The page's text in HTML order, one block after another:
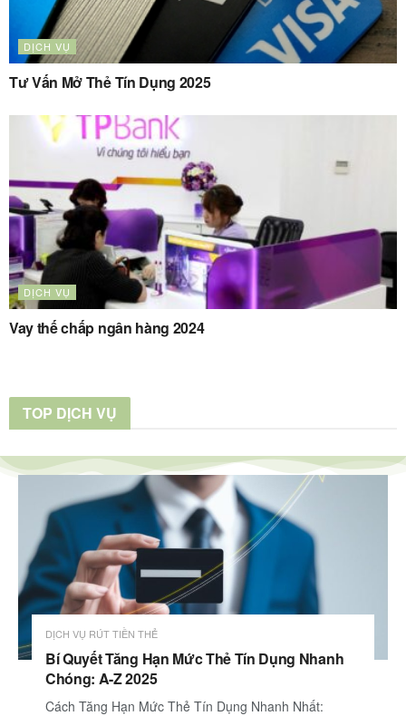
DỊCH VỤ
Tư Vấn Mở Thẻ Tín Dụng 2025
DỊCH VỤ
Vay thế chấp ngân hàng 2024
TOP DỊCH VỤ
DỊCH VỤ RÚT TIỀN THẺ
Bí Quyết Tăng Hạn Mức Thẻ Tín Dụng Nhanh
Chóng: A-Z 2025
Cách Tăng Hạn Mức Thẻ Tín Dụng Nhanh Nhất: